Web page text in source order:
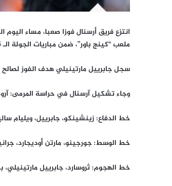
انتزع فريق أرسنال فوزا صعبا، مساء
ملعب “كينج باور”، ضمن مباريات الجولة الـ 25 لمنافسات الدوري الإنجليزي الممتاز لموسم 2022-2023.
سجل جابرييل مارتينيلي هدف الفوز لصالح أرسنال فى
وجاء تشكيل آرسنال في حراسة المرمى:
خط الدفاع: زينشينكو، جابرييل، ويليام
خط الوسط: جورجينو، مارتن أوديجارد،
خط الهجوم: ثروسارد، جابرييل مارتينيلي،